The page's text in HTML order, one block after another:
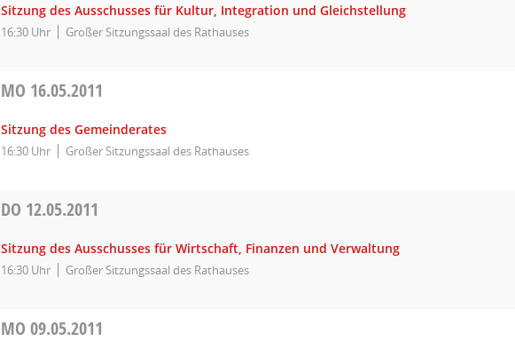
Sitzung des Ausschusses für Kultur, Integration und Gleichstellung
16:30 Uhr Großer Sitzungssaal des Rathauses
MO 16.05.2011
Sitzung des Gemeinderates
16:30 Uhr Großer Sitzungssaal des Rathauses
DO 12.05.2011
Sitzung des Ausschusses für Wirtschaft, Finanzen und Verwaltung
16:30 Uhr Großer Sitzungssaal des Rathauses
MO09.05.2011